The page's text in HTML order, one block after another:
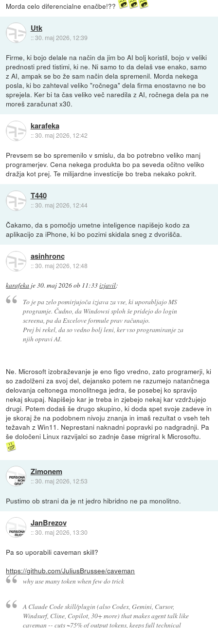
Morda celo diferencialne enačbe!??
Utk
::30. maj 2026, 12:39
Firme, ki bojo delale na način da jim bo AI bolj koristil, bojo v veliki
prednosti pred tistimi, ki ne. Ni samo to da delaš vse enako, samo
z AI, ampak se bo že sam način dela spremenil. Morda nekega
posla, ki bo zahteval veliko "ročnega" dela firma enostavno ne bo
sprejela. Ker bi ta čas veliko več naredila z AI, ročnega dela pa ne
moreš zaračunat x30.
karafeka
::30. maj 2026, 12:42
Prevsem se bo spremenilo v smislu, da bo potrebno veliko manj
programerjev. Cena nekega produkta bo pa seveda očitno veliko
dražja kot prej. Te milijardne investicije bo treba nekako pokrit.
T440
::30. maj 2026, 12:44
Čakamo, da s pomočjo umetne inteligence napišejo kodo za
aplikacijo za iPhone, ki bo pozimi skidala sneg z dvorišča.
asinhronc
::30. maj 2026, 12:48
karafeka je30. maj 2026 ob 11:33izjavil:
To je pa zelo pomirjujoča izjava za vse, ki uporabljajo MS
programje. Čudno, da Windowsi sploh še pridejo do login
screena, pa da Excelove formule prav računajo.
Prej bi rekel, da so vedno bolj leni, ker vso programiranje za
njih opravi AI.
Ne. Microsoft izobraževanje je eno figo vredno, zato programerji, ki
so zadolženi za svoj del, dejansko potem ne razumejo natančnega
delovanja celtonega monolitnega jedra, še posebej ko spravijo
nekaj skupaj. Napišejo kar je treba in zjebejo nekaj kar vzdržujejo
drugi. Potem dodaš še drugo skupino, ki doda spet svoje zadeve in
je skoraj že na podobnem nivoju znanja in imaš rezultat o vseh teh
težavah z Win11. Neprestani naknadni popravki po nadgradnji. Pa
še določeni Linux razvijalci so zadnje čase migriral k Microsoftu.
Zimonem
::30. maj 2026, 12:53
Pustimo ob strani da je nt jedro hibridno ne pa monolitno.
JanBrezov
::30. maj 2026, 13:30
Pa so uporabili caveman skill?
https://github.com/JuliusBrussee/caveman
why use many token when few do trick
A Claude Code skill/plugin (also Codex, Gemini, Cursor,
Windsurf, Cline, Copilot, 30+ more) that makes agent talk like
caveman -- cuts ~75% of output tokens, keeps full technical